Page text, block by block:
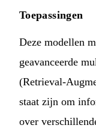
Toepassingen
Deze modellen
geavanceerde
(Retrieval-
staat zijn om
over